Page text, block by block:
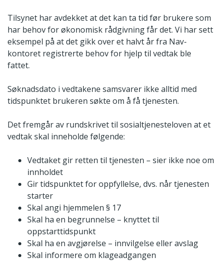
Tilsynet har avdekket at det kan ta tid før brukere som
har behov for økonomisk rådgivning får det. Vi har sett
eksempel på at det gikk over et halvt år fra Nav-
kontoret registrerte behov for hjelp til vedtak ble
fattet.
Søknadsdato i vedtakene samsvarer ikke alltid med
tidspunktet brukeren søkte om å få tjenesten.
Det fremgår av rundskrivet til sosialtjenesteloven at et
vedtak skal inneholde følgende:
Vedtaket gir retten til tjenesten – sier ikke noe om
innholdet
Gir tidspunktet for oppfyllelse, dvs. når tjenesten
starter
Skal angi hjemmelen § 17
Skal ha en begrunnelse – knyttet til
oppstarttidspunkt
Skal ha en avgjørelse – innvilgelse eller avslag
Skal informere om klageadgangen